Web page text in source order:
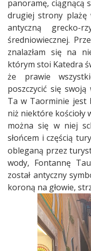
panoramę, ciągnącą
drugiej strony plażę
antyczną
średniowiecznej.
znalazłam się na
którym stoi Katedra
że prawie
poszczycić się swoją
Ta w Taorminie jest
niż niektóre kościoły
można się w niej
słońcem i częścią
obleganą przez
wody, Fontannę
został antyczny
koroną na głowie,